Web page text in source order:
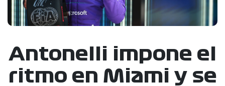
Antonelli impone el
ritmo en Miami y se